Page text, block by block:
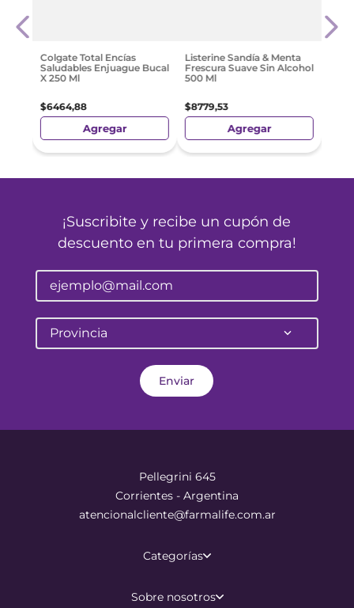
Colgate Total Encías
Saludables Enjuague Bucal
X 250 Ml
$6464,88
Agregar
Listerine Sandía & Menta
Frescura Suave Sin Alcohol
500 Ml
$8779,53
Agregar
Sin
¡Suscribite y recibe un cupón de
descuento en tu primera compra!
Provincia
Enviar
Pellegrini 645
Corrientes - Argentina
atencionalcliente@farmalife.com.ar
Categorías
Sobre nosotros